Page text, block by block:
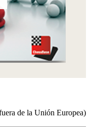
DE LA COMPRA
0
de la Unión Europea)